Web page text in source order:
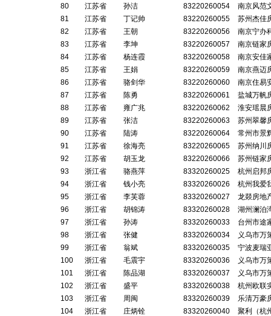
80
江苏省 孙洁 83220260054
南京风范
81
江苏省 丁记帅 83220260055
苏州杰佳
82
江苏省 王朝 83220260056
南京宁办
83
江苏省 李坤 83220260057
南京链家
84
江苏省 杨连霞 83220260058
南京安佳
85
江苏省 王娟 83220260059
南京燕迈
86
江苏省 骆剑华 83220260060
南京住易
87
江苏省 陈勇 83220260061
盐城万帆
88
江苏省 雍广兆 83220260062
淮安瑶晨
89
江苏省 张洁 83220260063
苏州翠馨
90
江苏省 陆涛 83220260064
常州市景
91
江苏省 徐海亮 83220260065
苏州纳川
92
江苏省 胡玉龙 83220260066
苏州链家
93
浙江省 骆燕萍 83320260025
杭州启邦
94
浙江省 钱小亮 83320260026
杭州我爱
95
浙江省 李芙蓉 83320260027
龙燚房地
96
浙江省 胡锦涛 83320260028
湖州澜泊
97
浙江省 孙涛 83320260033
台州市途
98
浙江省 张健 83320260034
义乌市万
99
浙江省 翁斌 83320260035
宁波麦瑞
100
浙江省 毛震宇 83320260036
义乌市万
101
浙江省 陈品湖 83320260037
义乌市万
102
浙江省 盛平 83320260038
杭州欧联
103
浙江省 周闽 83320260039
乐清万豪
104
浙江省 庄炳铨 83320260040
聚利（杭